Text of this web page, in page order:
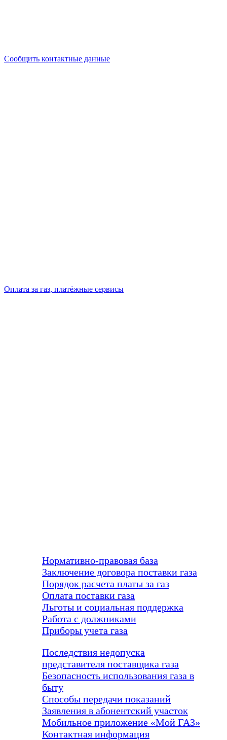
Сообщить контактные данные
Оплата за газ, платёжные сервисы
Нормативно-правовая база
Заключение договора поставки газа
Порядок расчета платы за газ
Оплата поставки газа
Льготы и социальная поддержка
Работа с должниками
Приборы учета газа
Последствия недопуска
представителя поставщика газа
Безопасность использования газа в
быту
Способы передачи показаний
Заявления в абонентский участок
Мобильное приложение «Мой ГАЗ»
Контактная информация